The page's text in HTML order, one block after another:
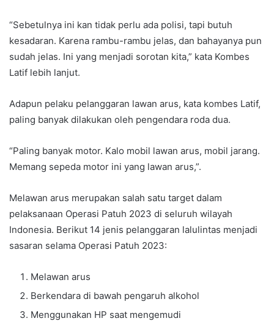
“Sebetulnya ini kan tidak perlu ada polisi, tapi butuh
kesadaran. Karena rambu-rambu jelas, dan bahayanya pun
sudah jelas. Ini yang menjadi sorotan kita,” kata Kombes
Latif lebih lanjut.
Adapun pelaku pelanggaran lawan arus, kata kombes Latif,
paling banyak dilakukan oleh pengendara roda dua.
“Paling banyak motor. Kalo mobil lawan arus, mobil jarang.
Memang sepeda motor ini yang lawan arus,”.
Melawan arus merupakan salah satu target dalam
pelaksanaan Operasi Patuh 2023 di seluruh wilayah
Indonesia. Berikut 14 jenis pelanggaran lalulintas menjadi
sasaran selama Operasi Patuh 2023:
Melawan arus
Berkendara di bawah pengaruh alkohol
Menggunakan HP saat mengemudi